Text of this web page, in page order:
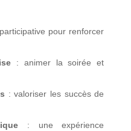
pour renforcer
: animer la soirée et
: valoriser les succès de
: une expérience